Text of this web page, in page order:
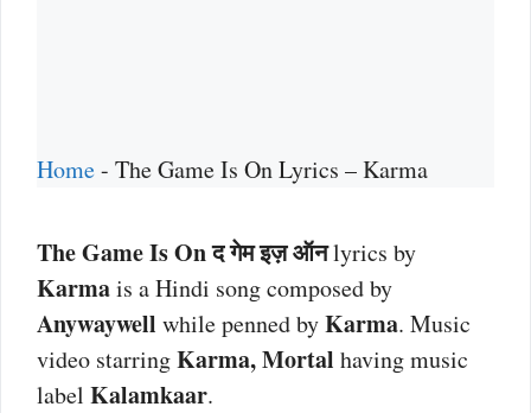
Home- The Game Is On Lyrics – Karma
The Game Is On द गेम इज़ ऑनlyrics by
Karmais a Hindi song composed by
Anywaywell while penned byKarma. Music
video starringKarma, Mortal having music
label Kalamkaar.